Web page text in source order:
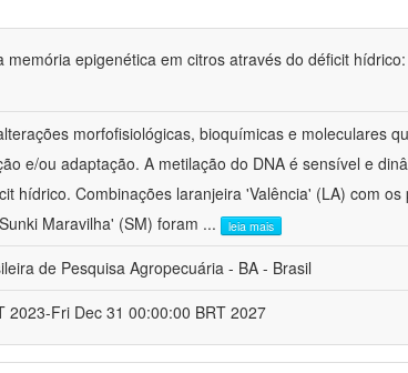
memória epigenética em citros através do déficit
morfofisiológicas, bioquímicas e moleculares
e/ou adaptação. A metilação do DNA é sensível e
hídrico. Combinações laranjeira 'Valência' (LA) com
Maravilha' (SM) foram ... leia mais
de Pesquisa Agropecuária - BA - Brasil
2023-Fri Dec 31 00:00:00 BRT 2027